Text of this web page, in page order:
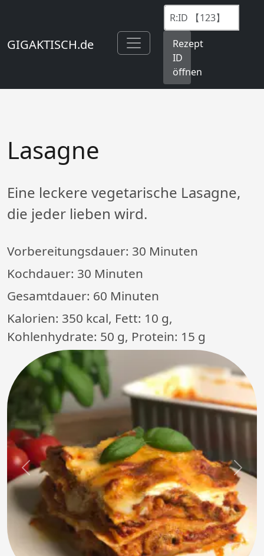
GIGAKTISCH.de
Rezept
ID
öffnen
Lasagne
Eine leckere vegetarische Lasagne,
die jeder lieben wird.
Vorbereitungsdauer: 30 Minuten
Kochdauer: 30 Minuten
Gesamtdauer: 60 Minuten
Kalorien: 350 kcal, Fett: 10 g,
Kohlenhydrate: 50 g, Protein: 15 g
Previous Next